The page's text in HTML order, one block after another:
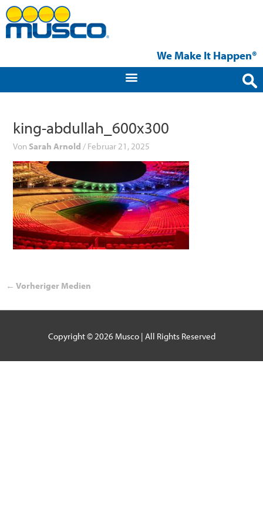
Zum
Inhalt
springen
We Make It Happen®
king-abdullah_600x300
Von Sarah Arnold/ Februar 21, 2025
← Vorheriger Medien
Copyright © 2026 Musco| All Rights Reserved